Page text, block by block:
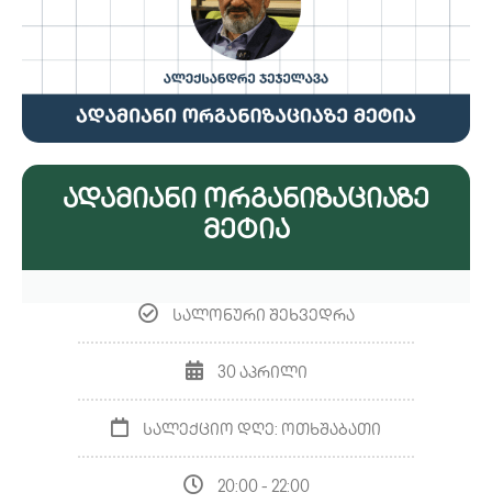
Ადამიანი Ორგანიზაციაზე
Მეტია
სალონური შეხვედრა
30 აპრილი
სალექციო დღე: ოთხშაბათი
20:00 - 22:00